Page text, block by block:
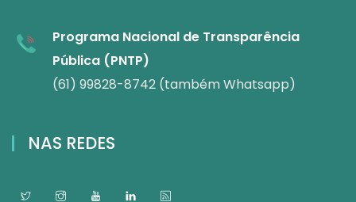
Programa Nacional de Transparência
Pública (PNTP)
(61) 99828-8742 (também Whatsapp)
NAS REDES